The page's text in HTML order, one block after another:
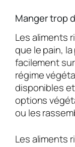
Manger trop
Les aliments
que le pain,
facilement
régime
disponibles
options
ou les
Les aliments